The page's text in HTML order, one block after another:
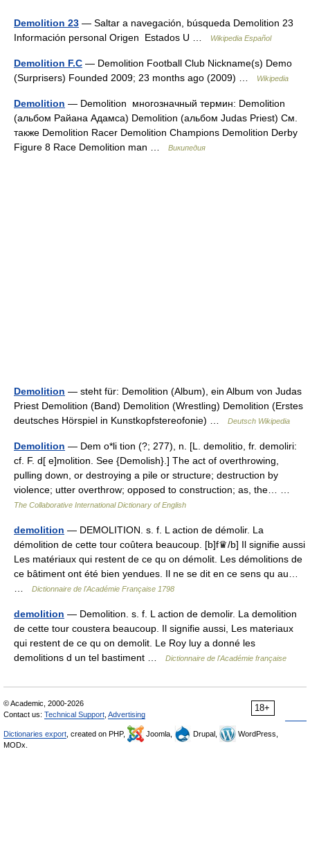
Demolition 23 — Saltar a navegación, búsqueda Demolition 23
Información personal Origen Estados U …
Wikipedia Español
Demolition F.C — Demolition Football Club Nickname(s) Demo
(Surprisers) Founded 2009; 23 months ago (2009) …
Wikipedia
Demolition — Demolition многозначный термин: Demolition
(альбом Райана Адамса) Demolition (альбом Judas Priest) См.
также Demolition Racer Demolition Champions Demolition Derby
Figure 8 Race Demolition man …
Википедия
Demolition — steht für: Demolition (Album), ein Album von Judas
Priest Demolition (Band) Demolition (Wrestling) Demolition (Erstes
deutsches Hörspiel in Kunstkopfstereofonie) …
Deutsch Wikipedia
Demolition — Dem o*li tion (?; 277), n. [L. demolitio, fr. demoliri:
cf. F. d[ e]molition. See {Demolish}.] The act of overthrowing,
pulling down, or destroying a pile or structure; destruction by
violence; utter overthrow; opposed to construction; as, the… …
The Collaborative International Dictionary of English
demolition — DEMOLITION. s. f. L action de démolir. La
démolition de cette tour coûtera beaucoup. [b]f♛/b] Il signifie aussi
Les matériaux qui restent de ce qu on démolit. Les démolitions de
ce bâtiment ont été bien yendues. Il ne se dit en ce sens qu au…
Dictionnaire de l'Académie Française 1798
demolition — Demolition. s. f. L action de demolir. La demolition
de cette tour coustera beaucoup. Il signifie aussi, Les materiaux
qui restent de ce qu on demolit. Le Roy luy a donné les
demolitions d un tel bastiment …
Dictionnaire de l'Académie française
18+
© Academic, 2000-2026
Contact us: Technical Support Advertising
Dictionaries export , created on PHP, Joomla, Drupal,
WordPress,
MODx.